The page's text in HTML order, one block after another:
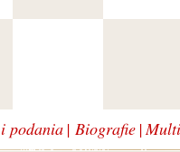
podania | Biografie |